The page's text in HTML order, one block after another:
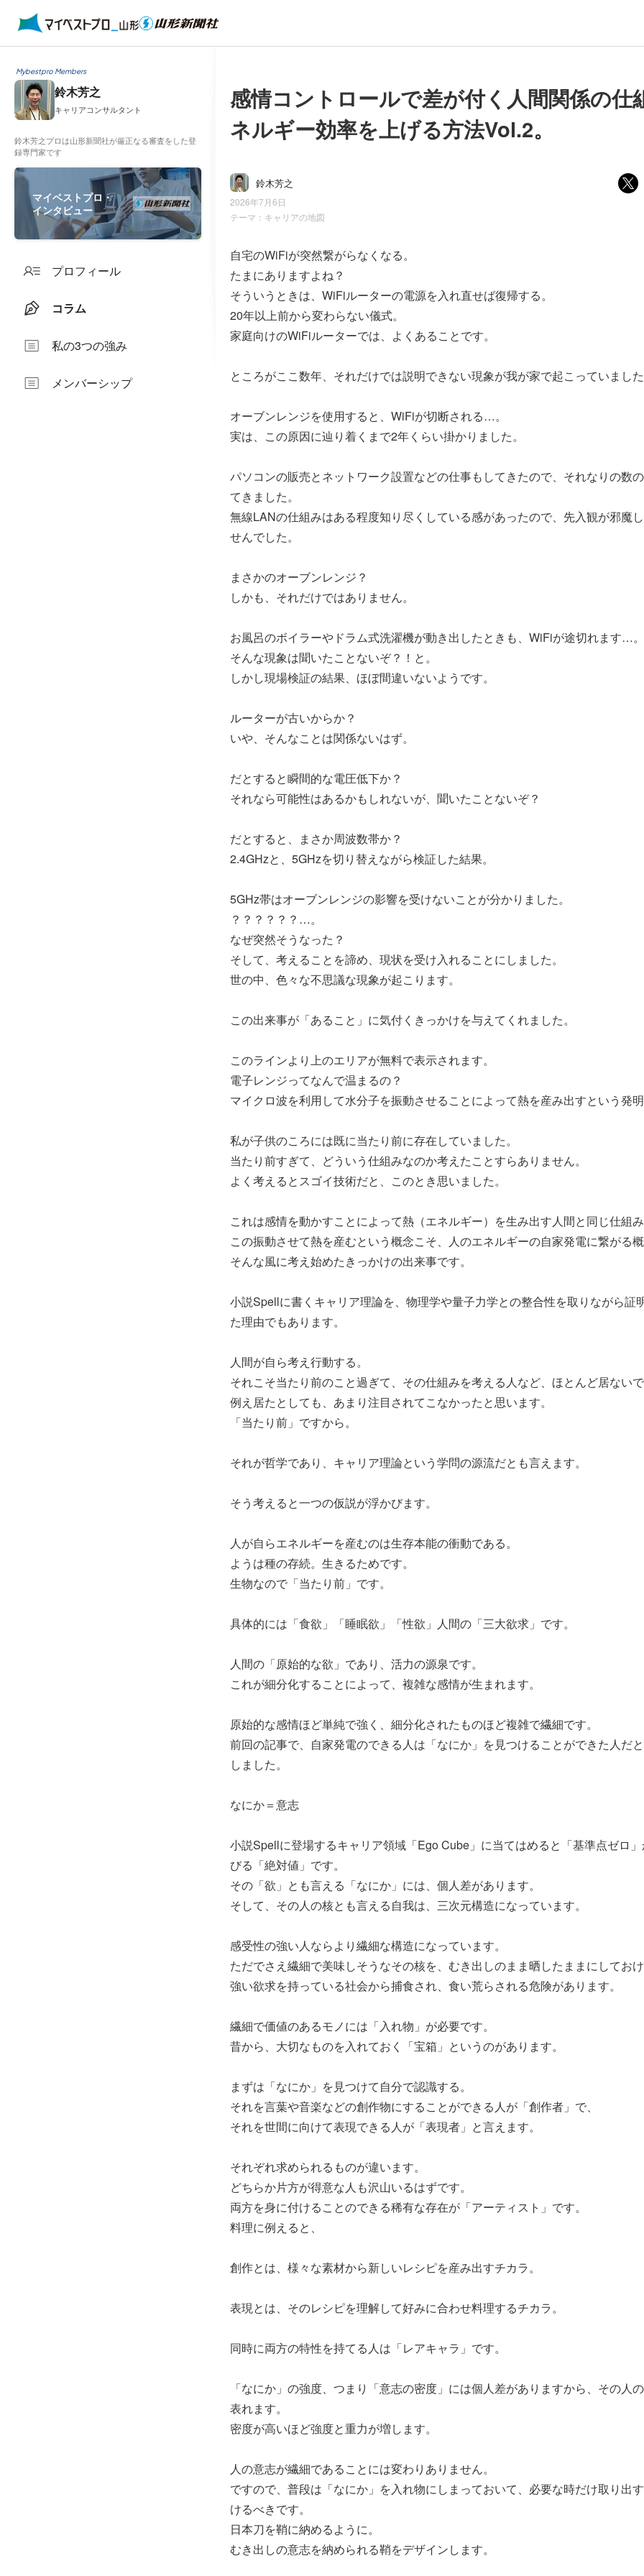
Mybestpro Members
鈴木芳之
キャリアコンサルタント
鈴木芳之プロは山形新聞社が厳正なる審査をした登
録専門家です
マイベストプロ・
インタビュー
プロフィール
コラム
私の3つの強み
メンバーシップ
感情コントロールで差が付く人間関係の仕
ネルギー効率を上げる方法Vol.2。
鈴木芳之
2026年7月6日
テーマ： キャリアの地図
自宅のWiFiが突然繋がらなくなる。
たまにありますよね？
そういうときは、WiFiルーターの電源を入れ直せば復帰する。
20年以上前から変わらない儀式。
家庭向けのWiFiルーターでは、よくあることです。
ところがここ数年、それだけでは説明できない現象が我が家で起こっていました
オーブンレンジを使用すると、WiFiが切断される…。
実は、この原因に辿り着くまで2年くらい掛かりました。
パソコンの販売とネットワーク設置などの仕事もしてきたので、それなりの数
てきました。
無線LANの仕組みはある程度知り尽くしている感があったので、先入観が邪魔
せんでした。
まさかのオーブンレンジ？
しかも、それだけではありません。
お風呂のボイラーやドラム式洗濯機が動き出したときも、WiFiが途切れます…。
そんな現象は聞いたことないぞ？！と。
しかし現場検証の結果、ほぼ間違いないようです。
ルーターが古いからか？
いや、そんなことは関係ないはず。
だとすると瞬間的な電圧低下か？
それなら可能性はあるかもしれないが、聞いたことないぞ？
だとすると、まさか周波数帯か？
2.4GHzと、5GHzを切り替えながら検証した結果。
5GHz帯はオーブンレンジの影響を受けないことが分かりました。
？？？？？？…。
なぜ突然そうなった？
そして、考えることを諦め、現状を受け入れることにしました。
世の中、色々な不思議な現象が起こります。
この出来事が「あること」に気付くきっかけを与えてくれました。
このラインより上のエリアが無料で表示されます。
電子レンジってなんで温まるの？
マイクロ波を利用して水分子を振動させることによって熱を産み出すという発明
私が子供のころには既に当たり前に存在していました。
当たり前すぎて、どういう仕組みなのか考えたことすらありません。
よく考えるとスゴイ技術だと、このとき思いました。
これは感情を動かすことによって熱（エネルギー）を生み出す人間と同じ仕組
この振動させて熱を産むという概念こそ、人のエネルギーの自家発電に繋がる
そんな風に考え始めたきっかけの出来事です。
小説Spellに書くキャリア理論を、物理学や量子力学との整合性を取りながら証
た理由でもあります。
人間が自ら考え行動する。
それこそ当たり前のこと過ぎて、その仕組みを考える人など、ほとんど居ないで
例え居たとしても、あまり注目されてこなかったと思います。
「当たり前」ですから。
それが哲学であり、キャリア理論という学問の源流だとも言えます。
そう考えると一つの仮説が浮かびます。
人が自らエネルギーを産むのは生存本能の衝動である。
ようは種の存続。生きるためです。
生物なので「当たり前」です。
具体的には「食欲」「睡眠欲」「性欲」人間の「三大欲求」です。
人間の「原始的な欲」であり、活力の源泉です。
これが細分化することによって、複雑な感情が生まれます。
原始的な感情ほど単純で強く、細分化されたものほど複雑で繊細です。
前回の記事で、自家発電のできる人は「なにか」を見つけることができた人だ
しました。
なにか＝意志
小説Spellに登場するキャリア領域「Ego Cube」に当てはめると「基準点ゼロ
びる「絶対値」です。
その「欲」とも言える「なにか」には、個人差があります。
そして、その人の核とも言える自我は、三次元構造になっています。
感受性の強い人ならより繊細な構造になっています。
ただでさえ繊細で美味しそうなその核を、むき出しのまま晒したままにしてお
強い欲求を持っている社会から捕食され、食い荒らされる危険があります。
繊細で価値のあるモノには「入れ物」が必要です。
昔から、大切なものを入れておく「宝箱」というのがあります。
まずは「なにか」を見つけて自分で認識する。
それを言葉や音楽などの創作物にすることができる人が「創作者」で、
それを世間に向けて表現できる人が「表現者」と言えます。
それぞれ求められるものが違います。
どちらか片方が得意な人も沢山いるはずです。
両方を身に付けることのできる稀有な存在が「アーティスト」です。
料理に例えると、
創作とは、様々な素材から新しいレシピを産み出すチカラ。
表現とは、そのレシピを理解して好みに合わせ料理するチカラ。
同時に両方の特性を持てる人は「レアキャラ」です。
「なにか」の強度、つまり「意志の密度」には個人差がありますから、その人
表れます。
密度が高いほど強度と重力が増します。
人の意志が繊細であることには変わりありません。
ですので、普段は「なにか」を入れ物にしまっておいて、必要な時だけ取り出
けるべきです。
日本刀を鞘に納めるように。
むき出しの意志を納められる鞘をデザインします。